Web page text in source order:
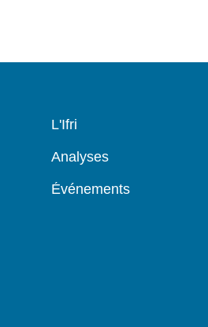
Navigation
L'Ifri
Analyses
Événements